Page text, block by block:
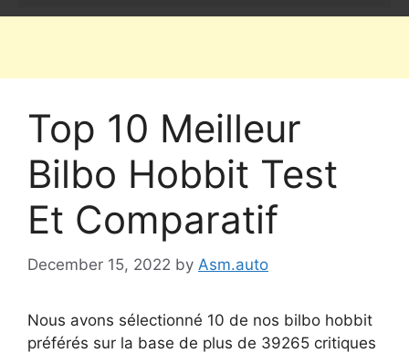
Top 10 Meilleur
Bilbo Hobbit Test
Et Comparatif
December 15, 2022 by Asm.auto
Nous avons sélectionné 10 de nos bilbo hobbit
préférés sur la base de plus de 39265 critiques